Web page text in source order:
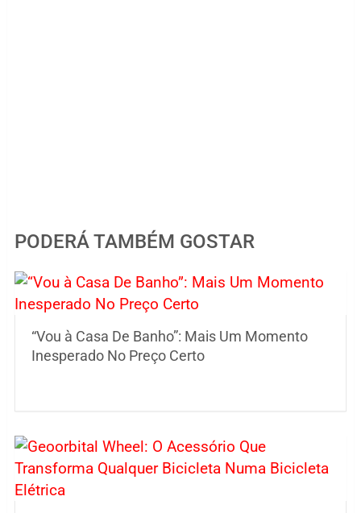
PODERÁ TAMBÉM GOSTAR
“Vou à Casa De Banho”: Mais Um Momento
Inesperado No Preço Certo